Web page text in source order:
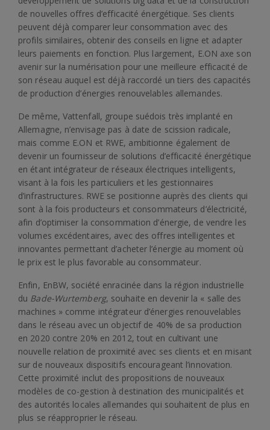
de nouvelles offres d’efficacité énergétique. Ses clients
peuvent déjà comparer leur consommation avec des
profils similaires, obtenir des conseils en ligne et adapter
leurs paiements en fonction. Plus largement, E.ON axe son
avenir sur la numérisation pour une meilleure efficacité de
son réseau auquel est déjà raccordé un tiers des capacités
de production d’énergies renouvelables allemandes.
De même, Vattenfall, groupe suédois très implanté en
Allemagne, n’envisage pas à date de scission radicale,
mais comme E.ON et RWE, ambitionne également de
devenir un fournisseur de solutions d’efficacité énergétique
en étant intégrateur de réseaux électriques intelligents,
visant à la fois les particuliers et les gestionnaires
d’infrastructures. RWE se positionne auprès des clients qui
sont à la fois producteurs et consommateurs d’électricité,
afin d’optimiser la consommation d’énergie, de vendre les
volumes excédentaires, avec des offres intelligentes et
innovantes permettant d’acheter l’énergie au moment où
le prix est le plus favorable au consommateur.
Enfin, EnBW, société enracinée dans la région industrielle
du Bade-Wurtemberg, souhaite en devenir la « salle des
machines » comme intégrateur d’énergies renouvelables
dans le réseau avec un objectif de 40% de sa production
en 2020 contre 20% en 2012, tout en cultivant une
nouvelle relation de proximité avec ses clients et en misant
sur de nouveaux dispositifs encourageant l’innovation.
Cette proximité inclut des propositions de nouveaux
modèles de co-gestion à destination des municipalités et
des autorités locales allemandes qui souhaitent de plus en
plus se réapproprier le réseau.